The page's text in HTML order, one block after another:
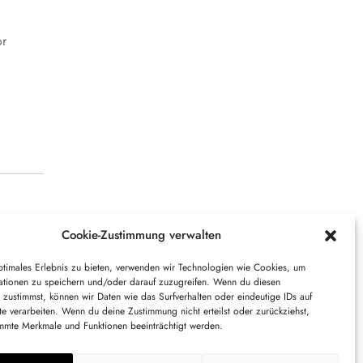
Cookie-Zustimmung verwalten
Erlebnis zu bieten, verwenden wir Technologien wie Cookies, um
zu speichern und/oder darauf zuzugreifen. Wenn du diesen
können wir Daten wie das Surfverhalten oder eindeutige IDs auf
verarbeiten. Wenn du deine Zustimmung nicht erteilst oder zurückziehst,
Merkmale und Funktionen beeinträchtigt werden.
zum Quatschen da.